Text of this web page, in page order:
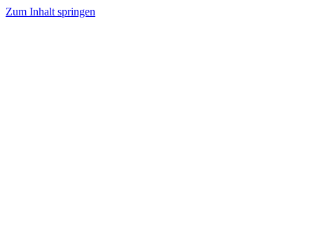
Zum Inhalt springen